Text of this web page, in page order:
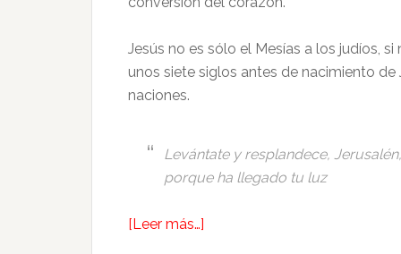
Jesús no es sólo el Mesías a los judíos,
unos siete siglos antes de nacimiento
naciones.
Levántate y resplandece, Jerusalén,
porque ha llegado tu luz
[Leer más…]